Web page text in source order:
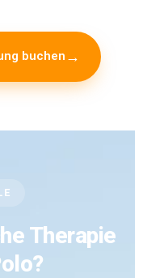
buchen
Therapie